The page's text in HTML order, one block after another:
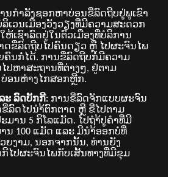
ນກຳລັງຊອກຫາບ່ອນຂີ່ລົດຖີບຢູ່ພູເຂົາ
ເວນເມືອງວັງວຽງທີ່ມີຄວາມສະດວກ
ຫ້ເຊົາລົດຢູ່ໃນຕົວເມືອງທີ່ບໍລິການ
ດຂີ່ລົດຖີບໄປຄົນດຽວ ຫຼື ໄປຜະຈົນໄພ
ນກໍ່ໄດ້. ການຂີ່ລົດຖີບກໍ່ມີຄວາມ
ປຫາສະຖານທີ່ຕ່າງໆ, ຢູ່ຕາມ
ອນຫ່າງໄກສອກຫຼີກ.
ະ ລົດບັກກີ: ການຂີ່ລົດຈັກແບບຜະຈົນ
ຂີ່ລົດໄປນຳ້ຕົກຕາດ ຫຼື ຂີ່ໄປຕາມ
ະມານ 5 ກິໂລແມັດ. ໄປຖຳ້ປູຄຳທີ່ມີ
ນ 100 ແມັດ ແລະ ມີນຳ້ອອກບໍ່ທີ່
ຍງາມ, ນອກຈາກນັ້ນ, ທ່ານຍັງ
ໄປຜະຈົນໄພກັບເສັ້ນທາງທີ່ມີຂຸມ